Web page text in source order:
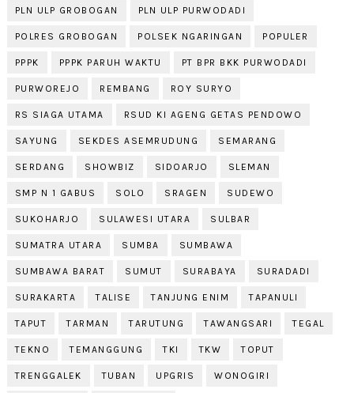
PLN ULP GROBOGAN PLN ULP PURWODADI
POLRES GROBOGAN POLSEK NGARINGAN POPULER
PPPK PPPK PARUH WAKTU PT BPR BKK PURWODADI
PURWOREJO REMBANG ROY SURYO
RS SIAGA UTAMA RSUD KI AGENG GETAS PENDOWO
SAYUNG SEKDES ASEMRUDUNG SEMARANG
SERDANG SHOWBIZ SIDOARJO SLEMAN
SMP N 1 GABUS SOLO SRAGEN SUDEWO
SUKOHARJO SULAWESI UTARA SULBAR
SUMATRA UTARA SUMBA SUMBAWA
SUMBAWA BARAT SUMUT SURABAYA SURADADI
SURAKARTA TALISE TANJUNG ENIM TAPANULI
TAPUT TARMAN TARUTUNG TAWANGSARI TEGAL
TEKNO TEMANGGUNG TKI TKW TOPUT
TRENGGALEK TUBAN UPGRIS WONOGIRI